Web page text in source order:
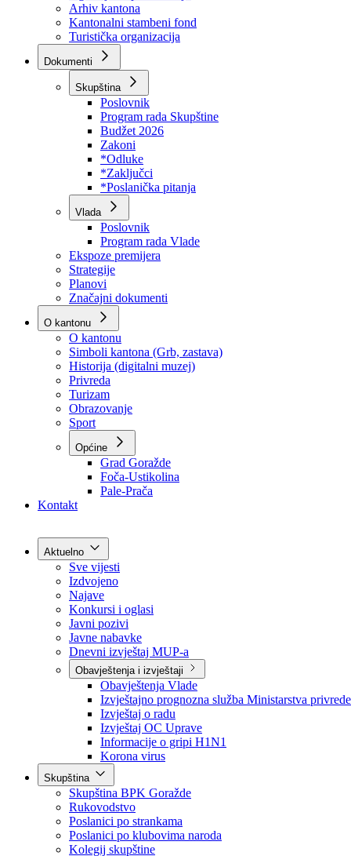
BPK šume
RTV BPK
Agencija za privatizaciju
Arhiv kantona
Kantonalni stambeni fond
Turistička organizacija
Dokumenti
Skupština
Poslovnik
Program rada Skupštine
Budžet 2026
Zakoni
*Odluke
*Zaključci
*Poslanička pitanja
Vlada
Poslovnik
Program rada Vlade
Ekspoze premijera
Strategije
Planovi
Značajni dokumenti
O kantonu
O kantonu
Simboli kantona (Grb, zastava)
Historija (digitalni muzej)
Privreda
Turizam
Obrazovanje
Sport
Općine
Kontakt
Aktuelno
Sve vijesti
Izdvojeno
Najave
Konkursi i oglasi
Javni pozivi
Javne nabavke
Dnevni izvještaj MUP-a
Obavještenja i izvještaji
Obavještenja Vlade
Izvještajno prognozna služba Ministarstva privrede
Izvještaj o radu
Izvještaj OC Uprave
Informacije o gripi H1N1
Korona virus
Skupština
Skupština BPK Goražde
Rukovodstvo